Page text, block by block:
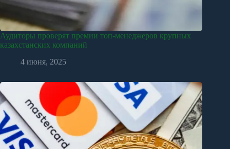
Аудиторы проверят премии топ-менеджеров крупных
казахстанских компаний
4 июня, 2025